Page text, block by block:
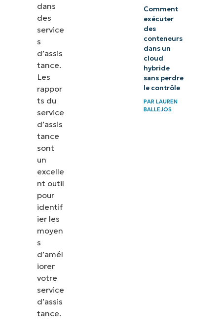
dans
des
service
s
d’assis
tance.
Les
rappor
ts du
service
d’assis
tance
sont
un
excelle
nt outil
pour
identif
ier les
moyen
s
d’amél
iorer
votre
service
d’assis
tance.
Comment
exécuter
des
conteneurs
dans un
cloud
hybride
sans perdre
le contrôle
PAR LAUREN
BALLEJOS